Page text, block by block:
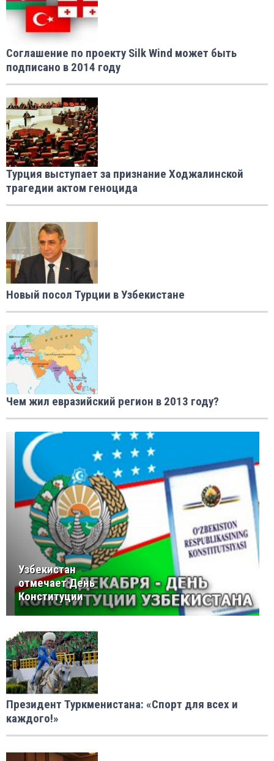
Соглашение по проекту Silk Wind может быть
подписано в 2014 году
Турция выступает за признание Ходжалинской
трагедии актом геноцида
Новый посол Турции в Узбекистане
Чем жил евразийский регион в 2013 году?
Узбекистан
отмечает День
Конституции
Президент Туркменистана: «Спорт для всех и
каждого!»